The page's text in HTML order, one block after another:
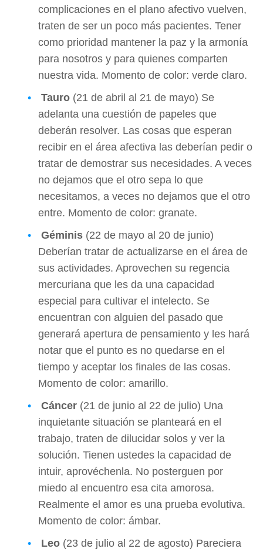
complicaciones en el plano afectivo vuelven,
traten de ser un poco más pacientes. Tener
como prioridad mantener la paz y la armonía
para nosotros y para quienes comparten
nuestra vida. Momento de color: verde claro.
Tauro (21 de abril al 21 de mayo) Se
adelanta una cuestión de papeles que
deberán resolver. Las cosas que esperan
recibir en el área afectiva las deberían pedir o
tratar de demostrar sus necesidades. A veces
no dejamos que el otro sepa lo que
necesitamos, a veces no dejamos que el otro
entre. Momento de color: granate.
Géminis (22 de mayo al 20 de junio)
Deberían tratar de actualizarse en el área de
sus actividades. Aprovechen su regencia
mercuriana que les da una capacidad
especial para cultivar el intelecto. Se
encuentran con alguien del pasado que
generará apertura de pensamiento y les hará
notar que el punto es no quedarse en el
tiempo y aceptar los finales de las cosas.
Momento de color: amarillo.
Cáncer (21 de junio al 22 de julio) Una
inquietante situación se planteará en el
trabajo, traten de dilucidar solos y ver la
solución. Tienen ustedes la capacidad de
intuir, aprovéchenla. No posterguen por
miedo al encuentro esa cita amorosa.
Realmente el amor es una prueba evolutiva.
Momento de color: ámbar.
Leo (23 de julio al 22 de agosto) Pareciera